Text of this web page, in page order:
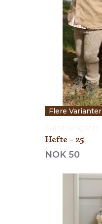
Flere Varianter
Hefte - 25
NOK 50